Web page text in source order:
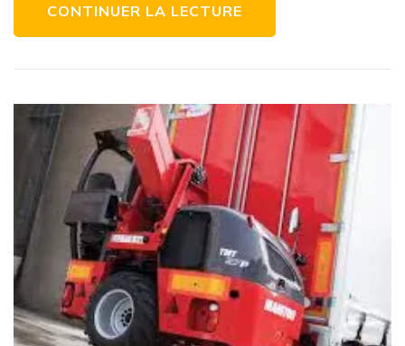
CONTINUER LA LECTURE